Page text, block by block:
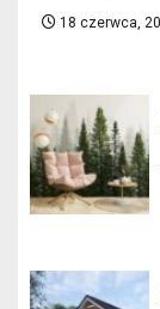
18 czerwca,